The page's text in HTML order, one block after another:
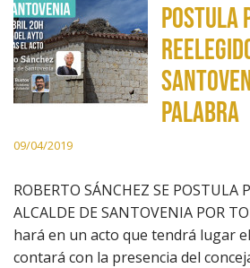
POSTULA
PALABRA
09/04/2019
ROBERTO SÁNCHEZ SE POSTULA
ALCALDE DE SANTOVENIA POR
hará en un acto que tendrá lugar
contará con la presencia del